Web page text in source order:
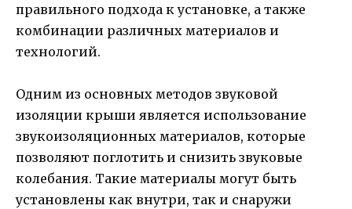
правильного подхода к установке, а также
комбинации различных материалов и
технологий.
Одним из основных методов звуковой
изоляции крыши является использование
звукоизоляционных материалов, которые
позволяют поглотить и снизить звуковые
колебания. Такие материалы могут быть
установлены как внутри, так и снаружи